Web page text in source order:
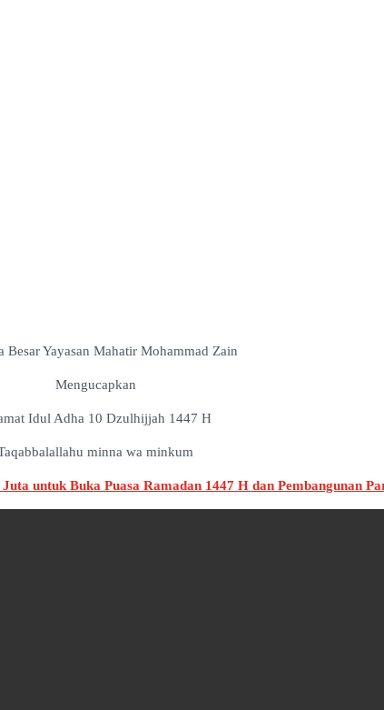
Besar Yayasan Mahatir Mohammad Zain
Mengucapkan
Idul Adha 10 Dzulhijjah 1447 H
minna wa minkum
untuk Buka Puasa Ramadan 1447 H dan Pembangunan